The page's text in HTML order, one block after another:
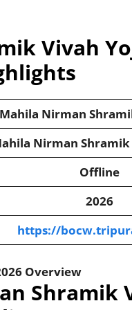
Vivah
Nirman
Nirman Shramik
Offline
2026
https://
Overview
Shramik